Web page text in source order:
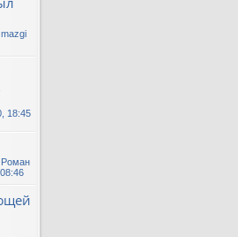
mazgi
18:45
Роман